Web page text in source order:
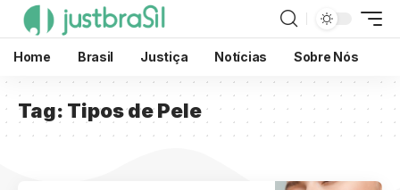
Home Brasil Justiça Notícias Sobre Nós
Tag: Tipos de Pele